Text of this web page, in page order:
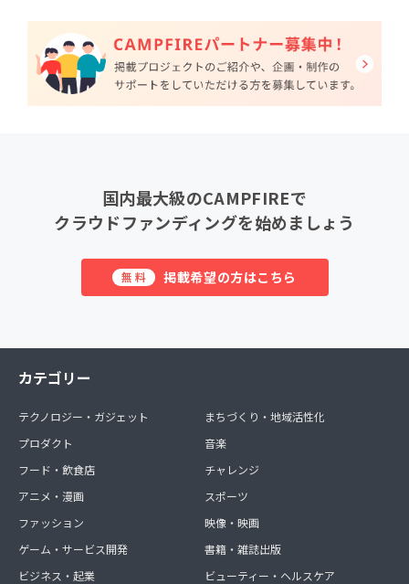
国内最大級のCAMPFIREで
クラウドファンディングを始めましょう
無料 掲載希望の方はこちら
カテゴリー
テクノロジー・ガジェット
プロダクト
フード・飲食店
アニメ・漫画
ファッション
ゲーム・サービス開発
ビジネス・起業
まちづくり・地域活性化
音楽
チャレンジ
スポーツ
映像・映画
書籍・雑誌出版
ビューティー・ヘルスケア